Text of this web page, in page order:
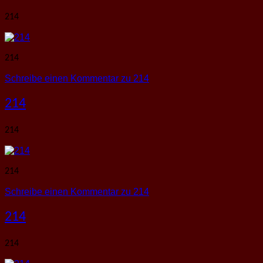
214
214
Schreibe einen Kommentar zu 214
214
214
214
Schreibe einen Kommentar zu 214
214
214